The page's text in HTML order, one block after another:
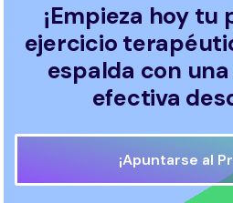
¡Empieza hoy tu
ejercicio
espalda con
efectiva
¡Apuntarse al